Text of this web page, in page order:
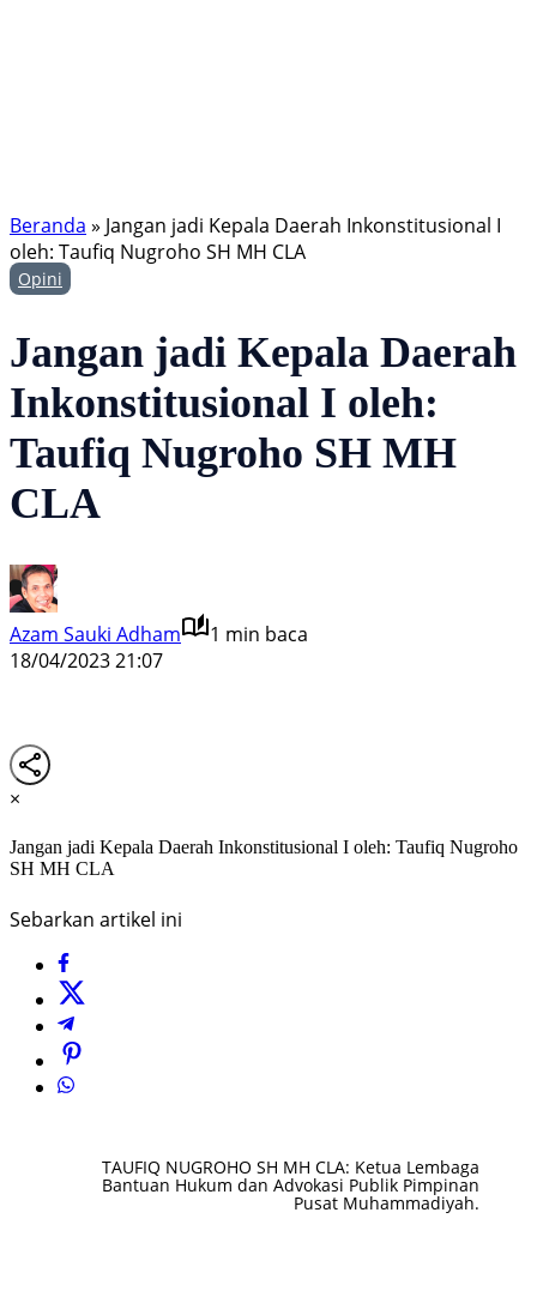
Beranda » Jangan jadi Kepala Daerah Inkonstitusional I
oleh: Taufiq Nugroho SH MH CLA
Opini
Jangan jadi Kepala Daerah
Inkonstitusional I oleh:
Taufiq Nugroho SH MH
CLA
Azam Sauki Adham
1 min baca
18/04/2023 21:07
×
Jangan jadi Kepala Daerah Inkonstitusional I oleh: Taufiq Nugroho
SH MH CLA
Sebarkan artikel ini
TAUFIQ NUGROHO SH MH CLA: Ketua Lembaga
Bantuan Hukum dan Advokasi Publik Pimpinan
Pusat Muhammadiyah.